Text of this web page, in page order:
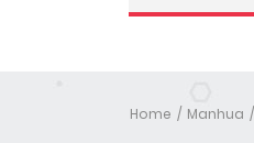
Home Manhua